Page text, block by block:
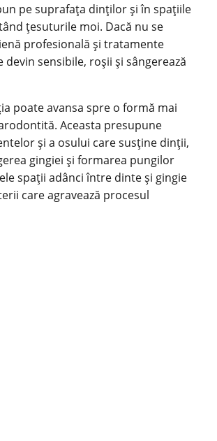
pe suprafața dinților și în spațiile
țesuturile moi. Dacă nu se
profesională și tratamente
devin sensibile, roșii și sângerează
poate avansa spre o formă mai
Aceasta presupune
și a osului care susține dinții,
gingiei și formarea pungilor
spații adânci între dinte și gingie
care agravează procesul